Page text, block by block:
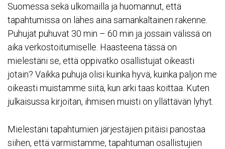
Suomessa sekä ulkomailla ja huomannut, että
tapahtumissa on lähes aina samankaltainen rakenne.
Puhujat puhuvat 30 min – 60 min ja jossain välissä on
aika verkostoitumiselle. Haasteena tässä on
mielestäni se, että oppivatko osallistujat oikeasti
jotain? Vaikka puhuja olisi kuinka hyvä, kuinka paljon me
oikeasti muistamme siitä, kun arki taas koittaa. Kuten
julkaisussa kirjoitan, ihmisen muisti on yllättävän lyhyt.
Mielestäni tapahtumien järjestäjien pitäisi panostaa
siihen, että varmistamme, tapahtuman osallistujien